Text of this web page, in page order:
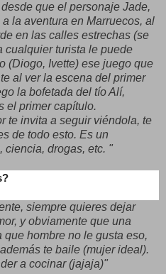
que el personaje Jade,
la aventura en Marruecos, al
en las calles estrechas (se
cualquier turista le puede
(Diogo, Ivette) ese juego que
al ver la escena del primer
la bofetada del tío Alí,
el primer capítulo.
te invita a seguir viéndola, te
de todo esto. Es un
ciencia, drogas, etc. "
siempre quieres dejar
y obviamente que una
que hombre no le gusta eso,
te baile (mujer ideal).
a cocinar (jajaja)"